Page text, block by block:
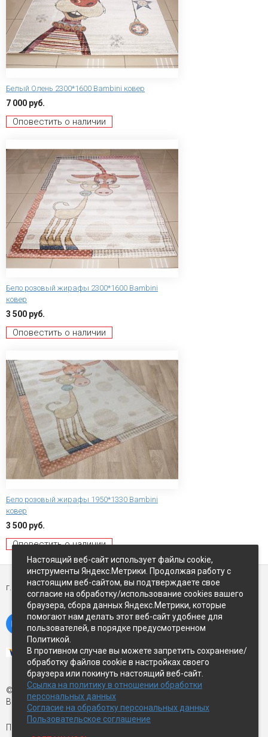
Белый Олень 2300*1600 Bambini ковер
7 000 руб.
Оповестить о наличии
Бело розовый жирафы 2300*1600 Bambini
ковер
3 500 руб.
Оповестить о наличии
Бело розовый жирафы 1950*1330 Bambini
ковер
3 500 руб.
Оповестить о наличии
г. Петропавловск-Камчатский,ул Восточное-шоссе, д.5
© Экспострой, 2026 г.
Все права защищены
Письмо директору:
Настоящий веб-сайт использует файлы cookie,
инструменты Яндекс.Метрики. Продолжая работу с
настоящим веб-сайтом, вы подтверждаете свое
согласие на обработку/использование cookies вашего
браузера, сбора данных Яндекс.Метрики, которые
помогают нам делать этот веб-сайт удобнее для
пользователей, в порядке предусмотренном
Политикой.
В противном случае вы можете запретить сохранение/
обработку файлов cookie в настройках своего
браузера или покинуть настоящий веб-сайт.
Ссылка на политику в отношении обработки
персональных данных
Согласие на обработку персональных данных
Пользовательское соглашение